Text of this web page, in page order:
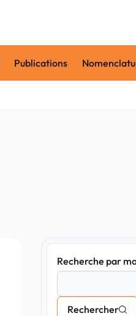
Publications
Recherche par
Rechercher